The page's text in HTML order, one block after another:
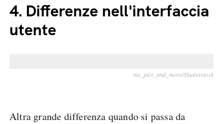
4. Differenze nell'interfaccia
utente
ms_pics_and_more/Shutterstock
Altra grande differenza quando si passa da